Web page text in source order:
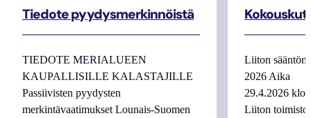
Tiedote pyydysmerkinnöistä
TIEDOTE MERIALUEEN
KAUPALLISILLE KALASTAJILLE
Passiivisten pyydysten
merkintävaatimukset Lounais-Suomen
Liiton
2026
29.4.2026
Liiton